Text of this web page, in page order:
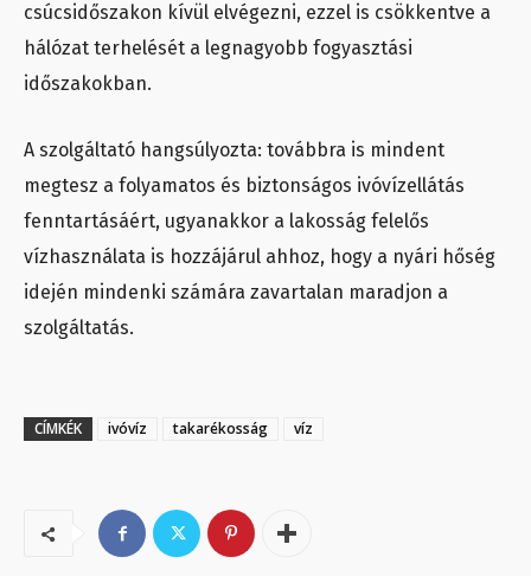
csúcsidőszakon kívül elvégezni, ezzel is csökkentve a
hálózat terhelését a legnagyobb fogyasztási
időszakokban.
A szolgáltató hangsúlyozta: továbbra is mindent
megtesz a folyamatos és biztonságos ivóvízellátás
fenntartásáért, ugyanakkor a lakosság felelős
vízhasználata is hozzájárul ahhoz, hogy a nyári hőség
idején mindenki számára zavartalan maradjon a
szolgáltatás.
CÍMKÉK ivóvíz takarékosság víz